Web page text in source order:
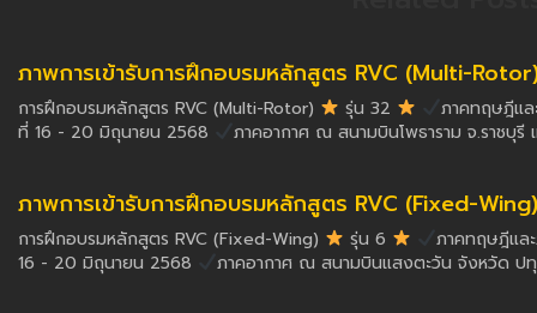
ภาพการเข้ารับการฝึกอบรมหลักสูตร RVC (Multi-
การฝึกอบรมหลักสูตร RVC (Multi-Rotor) รุ่น 32
ภาคทฤษฎีแ
ที่ 16 - 20 มิถุนายน 2568
ภาคอากาศ ณ สนามบินโพธาราม จ.ราชบุ
ภาพการเข้ารับการฝึกอบรมหลักสูตร RVC (Fixed-
การฝึกอบรมหลักสูตร RVC (Fixed-Wing) รุ่น 6
ภาคทฤษฎีแล
16 - 20 มิถุนายน 2568
ภาคอากาศ ณ สนามบินแสงตะวัน จังหวัด ป